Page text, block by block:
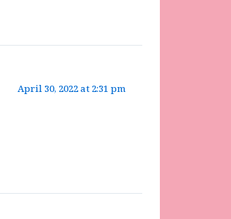
April 30, 2022 at 2:31 pm